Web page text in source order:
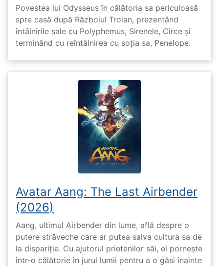
Povestea lui Odysseus în călătoria sa periculoasă
spre casă după Războiul Troian, prezentând
întâlnirile sale cu Polyphemus, Sirenele, Circe și
terminând cu reîntâlnirea cu soția sa, Penelope.
Avatar Aang: The Last Airbender
(2026)
Aang, ultimul Airbender din lume, află despre o
putere străveche care ar putea salva cultura sa de
la dispariție. Cu ajutorul prietenilor săi, el pornește
într-o călătorie în jurul lumii pentru a o găsi înainte